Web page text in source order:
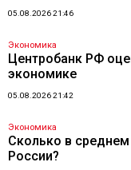
05.08.2026 21:46
Экономика
Центробанк РФ
экономике
05.08.2026 21:42
Экономика
Сколько в
России?